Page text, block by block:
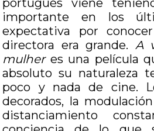
portugués viene
importante en los
expectativa por
directora era grande. A
mulheres una película
absoluto su naturaleza
poco y nada de cine.
decorados, la
distanciamiento